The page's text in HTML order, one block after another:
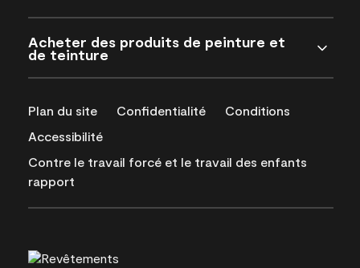
Acheter des produits de peinture et
de teinture
Plan du site Confidentialité
Conditions
Accessibilité
Contre le travail forcé et le travail des enfants
rapport